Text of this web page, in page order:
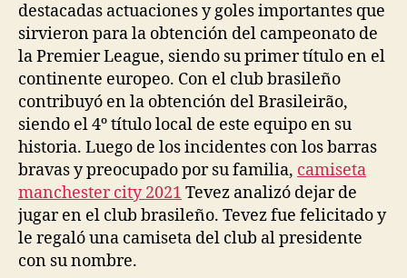
destacadas actuaciones y goles importantes que
sirvieron para la obtención del campeonato de
la Premier League, siendo su primer título en el
continente europeo. Con el club brasileño
contribuyó en la obtención del Brasileirão,
siendo el 4º título local de este equipo en su
historia. Luego de los incidentes con los barras
bravas y preocupado por su familia, camiseta
manchester city 2021 Tevez analizó dejar de
jugar en el club brasileño. Tevez fue felicitado y
le regaló una camiseta del club al presidente
con su nombre.